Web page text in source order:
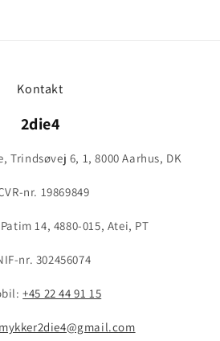
Kontakt
2die4
Trindsøvej 6, 1, 8000 Aarhus, DK
nr. 19869849
14, 4880-015, Atei, PT
nr. 302456074
+45 22 44 91 15